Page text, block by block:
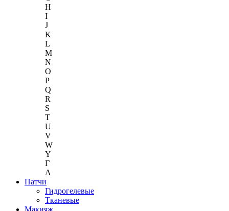
H
I
J
K
L
M
N
O
P
Q
R
S
T
U
V
W
Y
Г
A
Патчи
Гидрогелевые
Тканевые
Макияж